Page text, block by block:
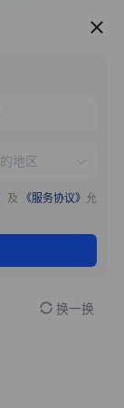
服务推荐
及 《服务协议》 允
换一换